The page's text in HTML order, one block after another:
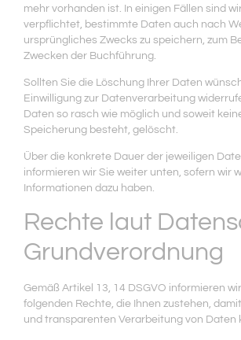
mehr vorhanden ist. In einigen Fällen sind
verpflichtet, bestimmte Daten auch nach
ursprüngliches Zwecks zu speichern, zum
Zwecken der Buchführung.
Sollten Sie die Löschung Ihrer Daten
Einwilligung zur Datenverarbeitung
Daten so rasch wie möglich und soweit
Speicherung besteht, gelöscht.
Über die konkrete Dauer der jeweiligen
informieren wir Sie weiter unten, sofern wir
Informationen dazu haben.
Rechte laut
Grundverordnung
Gemäß Artikel 13, 14 DSGVO informieren
folgenden Rechte, die Ihnen zustehen,
und transparenten Verarbeitung von Daten